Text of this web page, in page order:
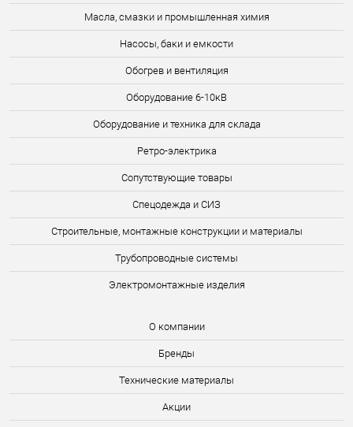
Масла, смазки и промышленная химия
Насосы, баки и емкости
Обогрев и вентиляция
Оборудование 6-10кВ
Оборудование и техника для склада
Ретро-электрика
Сопутствующие товары
Спецодежда и СИЗ
Строительные, монтажные конструкции и материалы
Трубопроводные системы
Электромонтажные изделия
О компании
Бренды
Технические материалы
Акции